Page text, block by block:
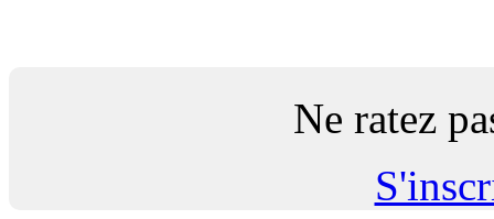
Ne ratez